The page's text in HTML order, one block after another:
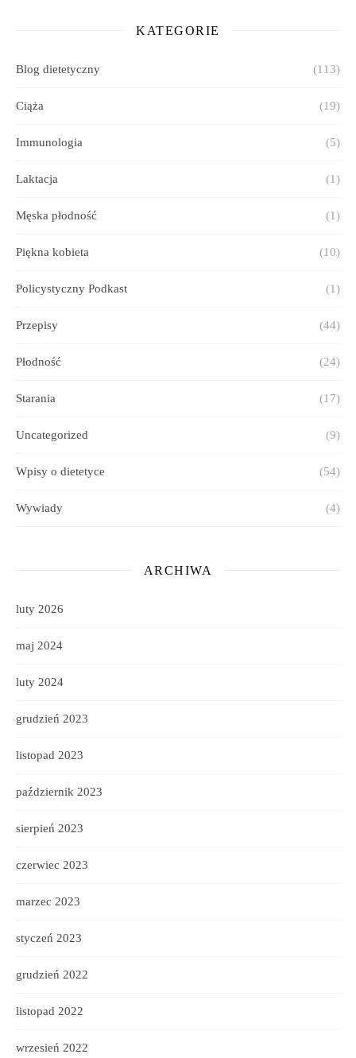
KATEGORIE
Blog dietetyczny (113)
Ciąża (19)
Immunologia (5)
Laktacja (1)
Męska płodność (1)
Piękna kobieta (10)
Policystyczny Podkast (1)
Przepisy (44)
Płodność (24)
Starania (17)
Uncategorized (9)
Wpisy o dietetyce (54)
Wywiady (4)
ARCHIWA
luty 2026
maj 2024
luty 2024
grudzień 2023
listopad 2023
październik 2023
sierpień 2023
czerwiec 2023
marzec 2023
styczeń 2023
grudzień 2022
listopad 2022
wrzesień 2022